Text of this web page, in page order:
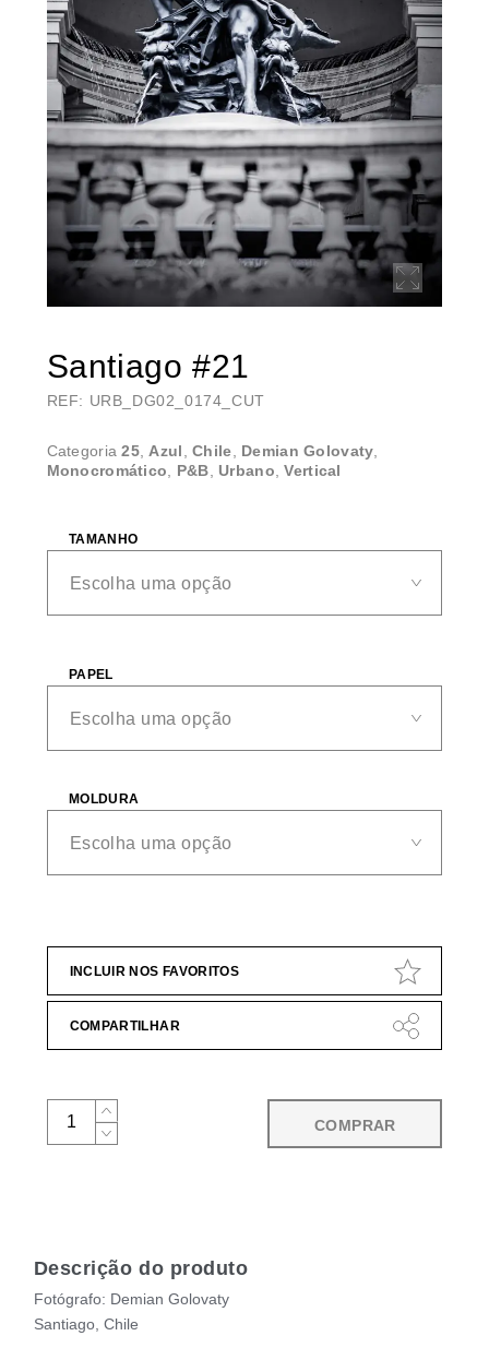
Santiago #21
REF: URB_DG02_0174_CUT
Categoria25, Azul ,Chile Demian Golovaty
Monocromático
P&B Urbano ,Vertical
TAMANHO
PAPEL
MOLDURA
INCLUIR NOS FAVORITOS
COMPARTILHAR
COMPRAR
Descrição do produto
Fotógrafo: Demian Golovaty
Santiago, Chile